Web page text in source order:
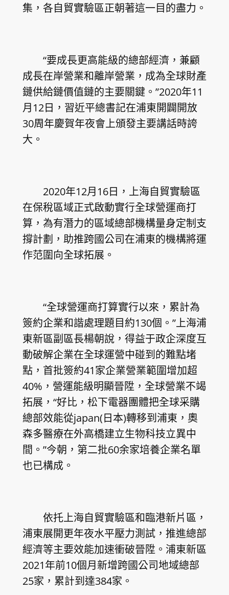
集，各自貿實驗區正朝著這一目的盡力。
“要成長更高能級的總部經濟，兼顧
成長在岸營業和離岸營業，成為全球財產
鏈供給鏈價值鏈的主要關鍵。”2020年11
月12日，習近平總書記在浦東開闢開放
30周年慶賀年夜會上頒發主要講話時誇
大。
2020年12月16日，上海自貿實驗區
在保稅區域正式啟動實行全球營運商打
算，為有潛力的區域總部機構量身定制支
撐計劃，助推跨國公司在浦東的機構將運
作范圍向全球拓展。
“全球營運商打算實行以來，累計為
簽約企業和諧處理題目約130個。”上海浦
東新區副區長楊朝說，得益于政企深度互
動破解企業在全球運營中碰到的難點堵
點，首批簽約41家企業營業範圍增加超
40%，營運能級明顯晉陞，全球營業不竭
拓展，“好比，松下電器團體把全球采購
總部效能從japan(日本)轉移到浦東，奧
森多醫療在外高橋建立生物科技立異中
間。”今朝，第二批60余家培養企業名單
也已構成。
依托上海自貿實驗區和臨港新片區，
浦東展開更年夜水平壓力測試，推進總部
經濟等主要效能加速衝破晉陞。浦東新區
2021年前10個月新增跨國公司地域總部
25家，累計到達384家。